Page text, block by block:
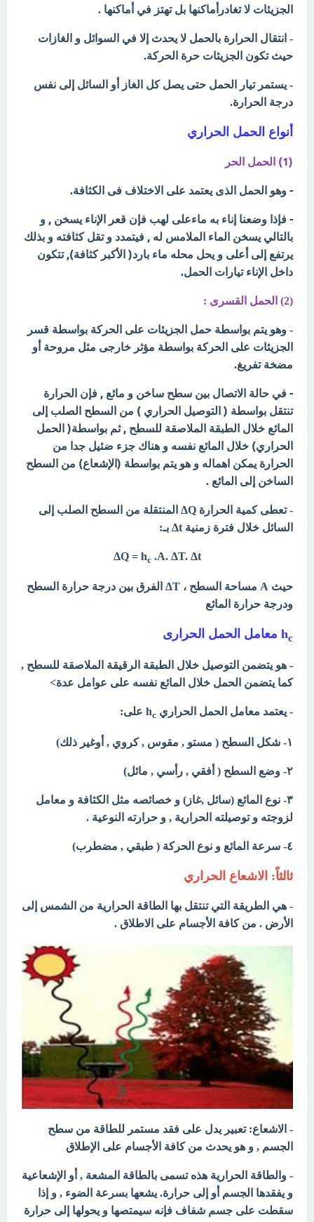
الجزيئات لا تغادرأماكنها بل تهتز في أماكنها .
- انتقال الحرارة بالحمل لا يحدث إلا في السوائل و الغازات
حيث تكون الجزيئات حرة الحركة.
- يستمر تيار الحمل حتى يصل كل الغاز أو السائل إلى نفس
درجة الحرارة.
أنواع الحمل الحراري
(1) الحمل الحر
- وهو الحمل الذى يعتمد على الاختلاف فى الكثافة.
- فإذا وضعنا إناء به ماءعلى لهب فإن قعر الإناء يسخن , و
بالتالي يسخن الماء الملامس له , فيتمدد و تقل كثافته و بذلك
يرتفع إلى أعلى و يحل محله ماء بارد( الأكبر كثافة), تتكون
داخل الإناء تيارات الحمل.
(2) الحمل القسرى :
- وهو يتم بواسطة حمل الجزيئات على الحركة بواسطة قسر
الجزيئات على الحركة بواسطة مؤثر خارجى مثل مروحة أو
مضخة تفريغ.
- في حالة الاتصال بين سطح ساخن و مائع , فإن الحرارة
تنتقل بواسطة ( التوصيل الحراري ) من السطح الصلب إلى
المائع خلال الطبقة الملاصقة للسطح , ثم بواسطة( الحمل
الحراري) خلال المائع نفسه و هناك جزء ضئيل جدا من
الحرارة يمكن اهماله و هو يتم بواسطة (الإشعاع) من السطح
الساخن إلى المائع .
- تعطى كمية الحرارة ΔQ المنتقلة من السطح الصلب إلى
السائل خلال فترة زمنية Δt بـ:
ΔQ = h
c.A. ΔT. Δt
حيث A مساحة السطح ، ΔT الفرق بين درجة حرارة السطح
ودرجة حرارة المائع
hc معامل الحمل الحرارى
- هو يتضمن التوصيل خلال الطبقة الرقيقة الملاصقة للسطح ,
كما يتضمن الحمل خلال المائع نفسه على عوامل عدة>
- يعتمد معامل الحمل الحراري h c على:
١- شكل السطح ( مستو , مقوس , كروي , أوغير ذلك)
٢- وضع السطح ( أفقي , رأسي , مائل)
٣- نوع المائع (سائل ,غاز) و خصائصه مثل الكثافة و معامل
لزوجته و توصيلته الحرارية , و حرارته النوعية .
٤- سرعة المائع و نوع الحركة ( طبقي , مضطرب)
ثالثاً: الاشعاع الحراري
- هي الطريقة التي تنتقل بها الطاقة الحرارية من الشمس إلى
الأرض . من كافة الأجسام على الاطلاق .
- الاشعاع: تعبير يدل على فقد مستمر للطاقة من سطح
الجسم , و هو يحدث من كافة الأجسام على الإطلاق
- والطاقة الحرارية هذه تسمى بالطاقة المشعة , أو الإشعاعية
و يفقدها الجسم أو إلى حرارة. يشعها بسرعة الضوء , و إذا
سقطت على جسم شفاف فإنه سيمتصها و يحولها إلى حرارة